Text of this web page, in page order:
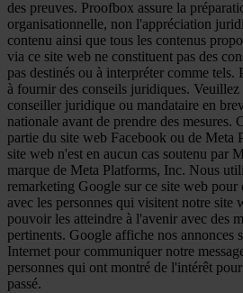
des preuves. Proofbox assure la
organisationnelle, non l'appréciation
contenu ainsi que tous les contenus
via ce site web ne constituent pas des
pas destinés ou à interpréter comme tels.
à fournir des conseils juridiques. Veuillez
conseiller juridique ou mandataire en
nationale avant de prendre des mesures.
partie du site web Facebook ou de Meta
site web n'est en aucun cas soutenu par
marque de Meta Platforms, Inc. Nous
remarketing Google sur ce site web pour
avec les personnes qui visitent notre site
pouvoir les atteindre à l'avenir avec des
pertinents. Google affiche nos annonces
Internet pour communiquer notre
personnes qui ont montré de l'intérêt
passé.